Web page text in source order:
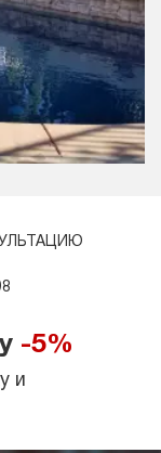
-5%
и